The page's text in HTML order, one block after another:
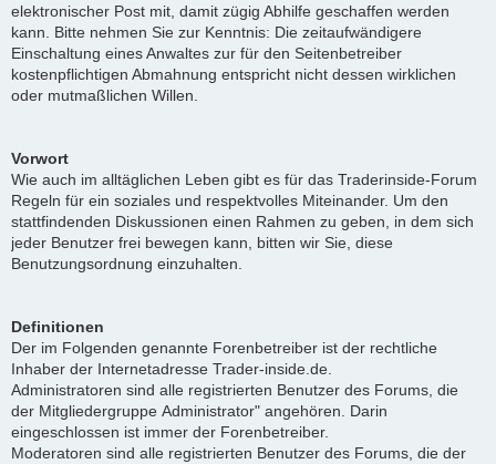
elektronischer Post mit, damit zügig Abhilfe geschaffen werden
kann. Bitte nehmen Sie zur Kenntnis: Die zeitaufwändigere
Einschaltung eines Anwaltes zur für den Seitenbetreiber
kostenpflichtigen Abmahnung entspricht nicht dessen wirklichen
oder mutmaßlichen Willen.
Vorwort
Wie auch im alltäglichen Leben gibt es für das Traderinside-Forum
Regeln für ein soziales und respektvolles Miteinander. Um den
stattfindenden Diskussionen einen Rahmen zu geben, in dem sich
jeder Benutzer frei bewegen kann, bitten wir Sie, diese
Benutzungsordnung einzuhalten.
Definitionen
Der im Folgenden genannte Forenbetreiber ist der rechtliche
Inhaber der Internetadresse Trader-inside.de.
Administratoren sind alle registrierten Benutzer des Forums, die
der Mitgliedergruppe Administrator" angehören. Darin
eingeschlossen ist immer der Forenbetreiber.
Moderatoren sind alle registrierten Benutzer des Forums, die der